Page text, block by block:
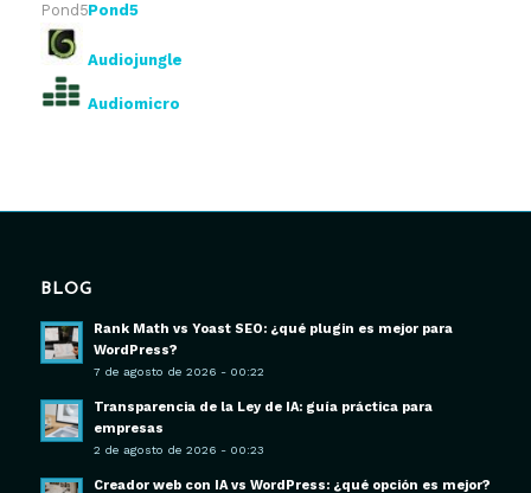
Pond5
Audiojungle
Audiomicro
BLOG
Rank Math vs Yoast SEO: ¿qué plugin es mejor para
WordPress?
7 de agosto de 2026 - 00:22
Transparencia de la Ley de IA: guía práctica para
empresas
2 de agosto de 2026 - 00:23
Creador web con IA vs WordPress: ¿qué opción es mejor?